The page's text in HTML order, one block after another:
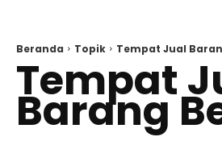
Beranda Topik Tempat Jual
Tempat
Barang